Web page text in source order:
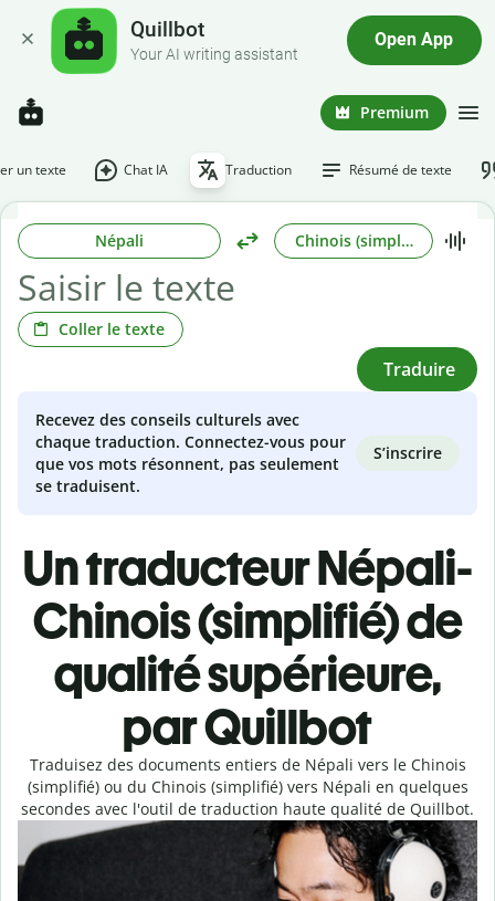
Quillbot
Your AI writing assistant
Open App
Premium
un texte Chat IA Traduction Résumé de texte
Népali Chinois (simplifié)
Coller le texte
Traduire
Recevez des conseils culturels avec
chaque traduction. Connectez-vous pour
que vos mots résonnent, pas seulement
se traduisent.
S’inscrire
Un traducteur Népali-
Chinois (simplifié) de
qualité supérieure,
par Quillbot
Traduisez des documents entiers de Népali vers le Chinois
(simplifié) ou du Chinois (simplifié) vers Népali en quelques
secondes avec l'outil de traduction haute qualité de Quillbot.